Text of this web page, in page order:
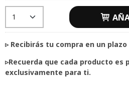
▹Recibirás tu compra en un plazo
▹Recuerda que cada producto es
exclusivamente para ti.